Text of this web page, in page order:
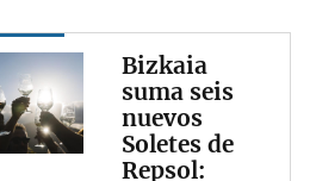
Bizkaia
suma seis
nuevos
Soletes de
Repsol: